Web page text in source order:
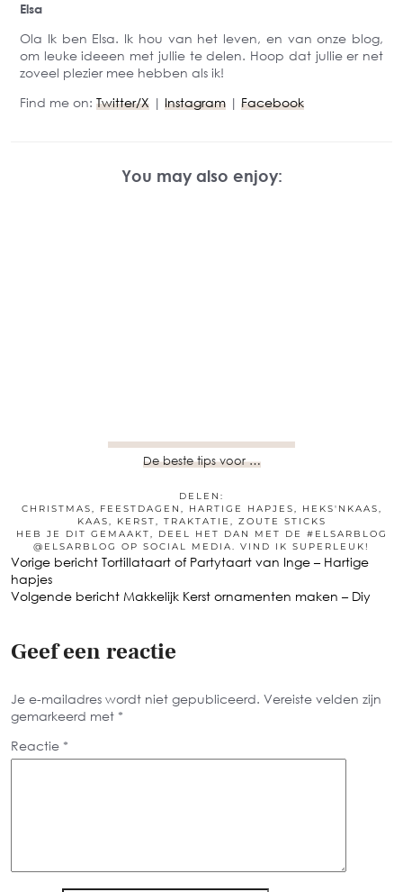
Elsa
Ola Ik ben Elsa. Ik hou van het leven, en van onze blog,
om leuke ideeen met jullie te delen. Hoop dat jullie er net
zoveel plezier mee hebben als ik!
Find me on: Twitter/X | Instagram | Facebook
You may also enjoy:
De beste tips voor …
DELEN:
CHRISTMAS, FEESTDAGEN , HARTIGE HAPJES, HEKS'NKAAS,
KAAS, KERST, TRAKTATIE , ZOUTE STICKS
HEB JE DIT GEMAAKT, DEEL HET DAN MET DE #ELSARBLOG
@ELSARBLOG OP SOCIAL MEDIA. VIND IK SUPERLEUK!
Vorige bericht Tortillataart of Partytaart van Inge – Hartige
hapjes
Volgende bericht Makkelijk Kerst ornamenten maken – Diy
Geef een reactie
Je e-mailadres wordt niet gepubliceerd. Vereiste velden zijn
gemarkeerd met *
Reactie *